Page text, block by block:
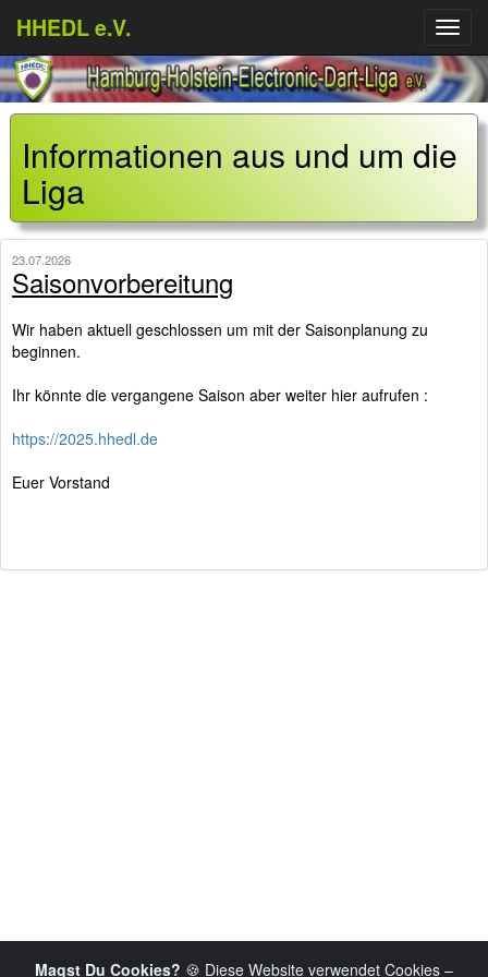
HHEDL e.V.
Menü
Informationen aus und um die
Liga
23.07.2026
Saisonvorbereitung
Wir haben aktuell geschlossen um mit der Saisonplanung zu
beginnen.
Ihr könnte die vergangene Saison aber weiter hier aufrufen :
https://2025.hhedl.de
Euer Vorstand
Magst Du Cookies? 🍪 Diese Website verwendet Cookies –